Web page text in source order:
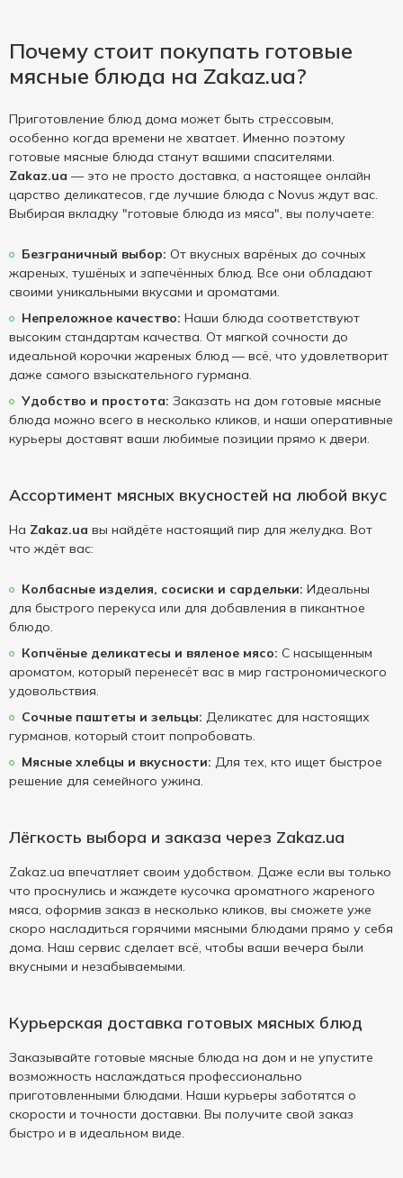
Почему стоит покупать готовые
мясные блюда на Zakaz.ua?
Приготовление блюд дома может быть стрессовым,
особенно когда времени не хватает. Именно поэтому
готовые мясные блюда станут вашими спасителями.
Zakaz.ua — это не просто доставка, а настоящее онлайн
царство деликатесов, где лучшие блюда с Novus ждут вас.
Выбирая вкладку "готовые блюда из мяса", вы получаете:
Безграничный выбор: От вкусных варёных до сочных
жареных, тушёных и запечённых блюд. Все они обладают
своими уникальными вкусами и ароматами.
Непреложное качество: Наши блюда соответствуют
высоким стандартам качества. От мягкой сочности до
идеальной корочки жареных блюд — всё, что удовлетворит
даже самого взыскательного гурмана.
Удобство и простота: Заказать на дом готовые мясные
блюда можно всего в несколько кликов, и наши оперативные
курьеры доставят ваши любимые позиции прямо к двери.
Ассортимент мясных вкусностей на любой вкус
На Zakaz.ua вы найдёте настоящий пир для желудка. Вот
что ждёт вас:
Колбасные изделия, сосиски и сардельки: Идеальны
для быстрого перекуса или для добавления в пикантное
блюдо.
Копчёные деликатесы и вяленое мясо: С насыщенным
ароматом, который перенесёт вас в мир гастрономического
удовольствия.
Сочные паштеты и зельцы: Деликатес для настоящих
гурманов, который стоит попробовать.
Мясные хлебцы и вкусности: Для тех, кто ищет быстрое
решение для семейного ужина.
Лёгкость выбора и заказа через Zakaz.ua
Zakaz.ua впечатляет своим удобством. Даже если вы только
что проснулись и жаждете кусочка ароматного жареного
мяса, оформив заказ в несколько кликов, вы сможете уже
скоро насладиться горячими мясными блюдами прямо у себя
дома. Наш сервис сделает всё, чтобы ваши вечера были
вкусными и незабываемыми.
Курьерская доставка готовых мясных блюд
Заказывайте готовые мясные блюда на дом и не упустите
возможность наслаждаться профессионально
приготовленными блюдами. Наши курьеры заботятся о
скорости и точности доставки. Вы получите свой заказ
быстро и в идеальном виде.